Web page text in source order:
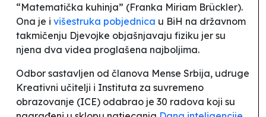
“Matematička kuhinja” (Franka Miriam Brückler).
Ona je i višestruka pobjednica u BiH na državnom
takmičenju Djevojke objašnjavaju fiziku jer su
njena dva videa proglašena najboljima.
Odbor sastavljen od članova Mense Srbija, udruge
Kreativni učitelji i Instituta za suvremeno
obrazovanje (ICE) odabrao je 30 radova koji su